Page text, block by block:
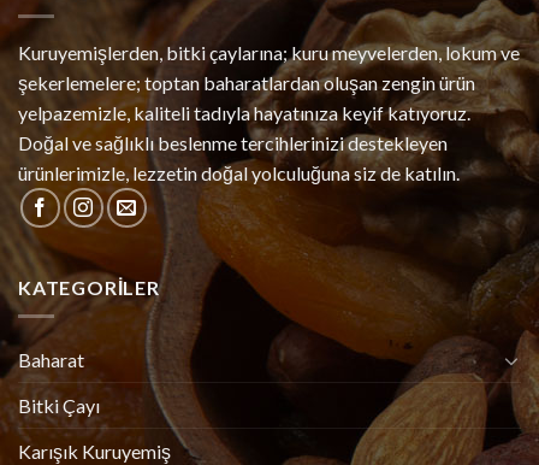
Kuruyemişlerden, bitki çaylarına; kuru meyvelerden, lokum ve
şekerlemelere; toptan baharatlardan oluşan zengin ürün
yelpazemizle, kaliteli tadıyla hayatınıza keyif katıyoruz.
Doğal ve sağlıklı beslenme tercihlerinizi destekleyen
ürünlerimizle, lezzetin doğal yolculuğuna siz de katılın.
KATEGORILER
Baharat
Bitki Çayı
Karışık Kuruyemiş